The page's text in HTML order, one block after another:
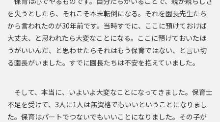
を失うとしたら、それこそ本末転倒になる。それを園長先生たち
から言われたのが30年前です。当時すでに、ここに預けておけば
大丈夫、と思われたら大変なことになる。ここに預けておいたほ
うがいいんだ、と思わせたらそれはもう保育ではない、と言い切
る園長がいました。すでに園長たちは不安を抱えていました。
そして、本当に、いよいよ大変なことになってきました。保育士
不足を受けて、3人に1人は無資格でもいいということになりまし
た。保育はパートでつないでもいいことになりました。その子が